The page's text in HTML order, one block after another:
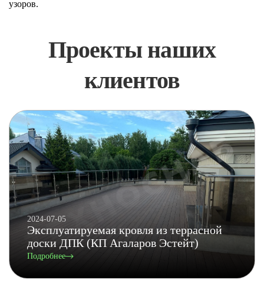
узоров.
Проекты наших
клиентов
2024-07-05
Эксплуатируемая кровля из террасной
доски ДПК (КП Агаларов Эстейт)
Подробнее